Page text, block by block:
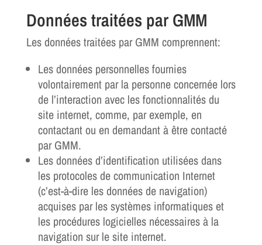
Données traitées par GMM
Les données traitées par GMM comprennent:
Les données personnelles fournies
volontairement par la personne concernée lors
de l’interaction avec les fonctionnalités du
site internet, comme, par exemple, en
contactant ou en demandant à être contacté
par GMM.
Les données d’identification utilisées dans
les protocoles de communication Internet
(c’est-à-dire les données de navigation)
acquises par les systèmes informatiques et
les procédures logicielles nécessaires à la
navigation sur le site internet.